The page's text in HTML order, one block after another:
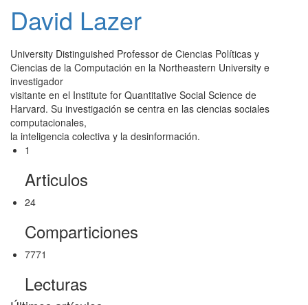
David Lazer
University Distinguished Professor de Ciencias Políticas y
Ciencias de la Computación en la Northeastern University e
investigador
visitante en el Institute for Quantitative Social Science de
Harvard. Su investigación se centra en las ciencias sociales
computacionales,
la inteligencia colectiva y la desinformación.
1
Articulos
24
Comparticiones
7771
Lecturas